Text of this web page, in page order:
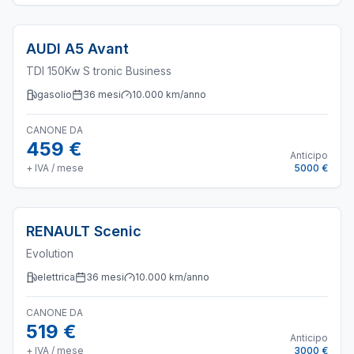
AUDI A5 Avant
TDI 150Kw S tronic Business
gasolio 36 mesi 10.000 km/anno
CANONE DA
459 €
+ IVA / mese
Anticipo
5000 €
RENAULT Scenic
Evolution
elettrica 36 mesi 10.000 km/anno
CANONE DA
519 €
+ IVA / mese
Anticipo
3000 €